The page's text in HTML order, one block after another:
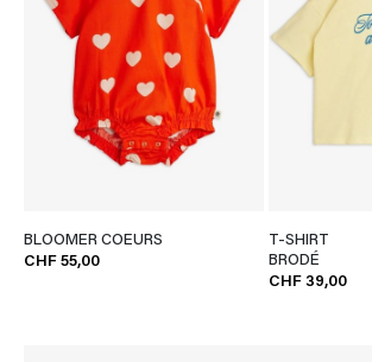
BLOOMER COEURS
CHF 55,00
T-SHIRT
BRODÉ
CHF 39,00